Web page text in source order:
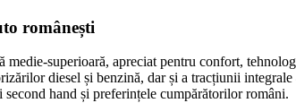
românești
superioară, apreciat pentru confort,
diesel și benzină, dar și a tracțiunii
hand și preferințele cumpărătorilor români.